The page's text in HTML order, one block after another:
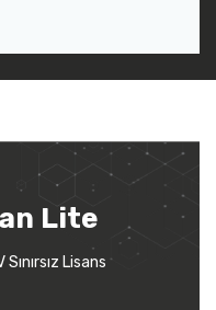
Lite
Lisans